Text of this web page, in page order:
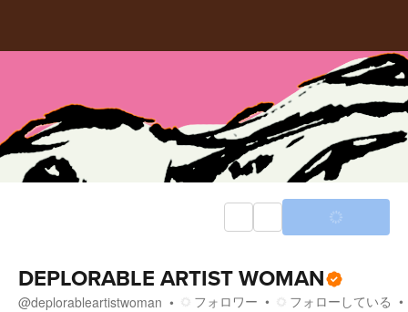
DEPLORABLE ARTIST WOMAN
@deplorableartistwoman フォロワー
フォローしている